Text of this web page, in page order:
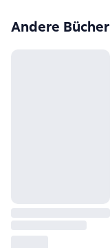
Andere